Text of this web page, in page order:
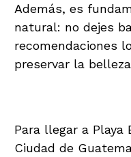
Además, es
natural: no dejes
recomendaciones
preservar la
Para llegar a Playa
Ciudad de